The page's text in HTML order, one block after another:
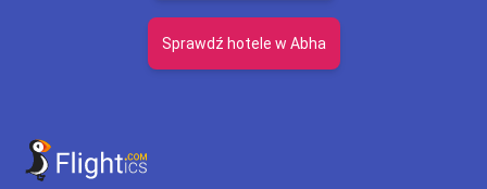
Sprawdź hotele w Abha